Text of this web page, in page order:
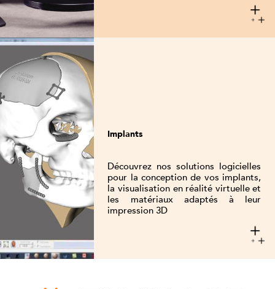
Implants
Découvrez nos solutions logicielles
pour la conception de vos implants,
la visualisation en réalité virtuelle et
les matériaux adaptés à leur
impression 3D